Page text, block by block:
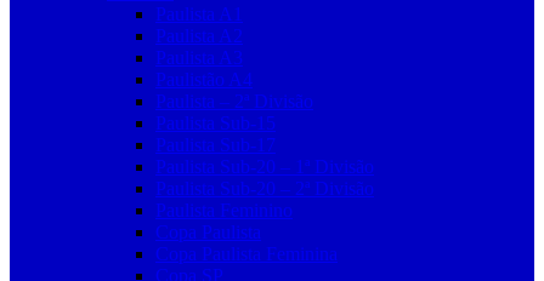
Paulista A1
Paulista A2
Paulista A3
Paulistão A4
Paulista – 2ª Divisão
Paulista Sub-15
Paulista Sub-17
Paulista Sub-20 – 1ª Divisão
Paulista Sub-20 – 2ª Divisão
Paulista Feminino
Copa Paulista
Copa Paulista Feminina
Copa SP